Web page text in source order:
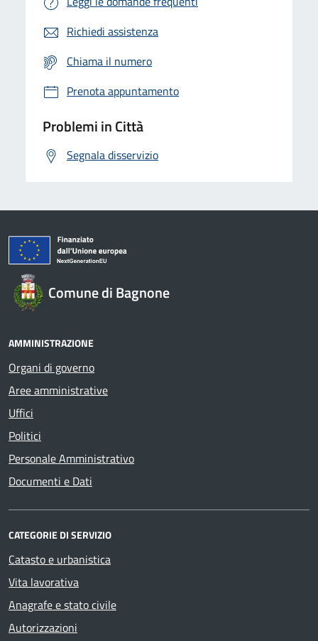
Richiedi assistenza
Chiama il numero
Prenota appuntamento
Problemi in Città
Segnala disservizio
Comune di Bagnone
AMMINISTRAZIONE
Organi di governo
Aree amministrative
Uffici
Politici
Personale Amministrativo
Documenti e Dati
CATEGORIE DI SERVIZIO
Catasto e urbanistica
Vita lavorativa
Anagrafe e stato civile
Autorizzazioni